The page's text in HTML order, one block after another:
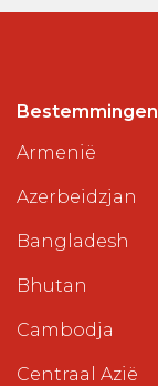
Bestemmingen
Armenië
Azerbeidzjan
Bangladesh
Bhutan
Cambodja
Centraal Azië